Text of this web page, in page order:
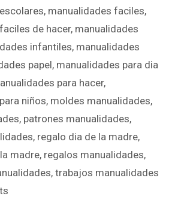
, manualidades faciles,
de hacer, manualidades
infantiles, manualidades
papel, manualidades para dia
para hacer,
niños, moldes manualidades,
, patrones manualidades,
, regalo dia de la madre,
madre, regalos manualidades,
, trabajos manualidades